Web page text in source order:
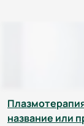
название или